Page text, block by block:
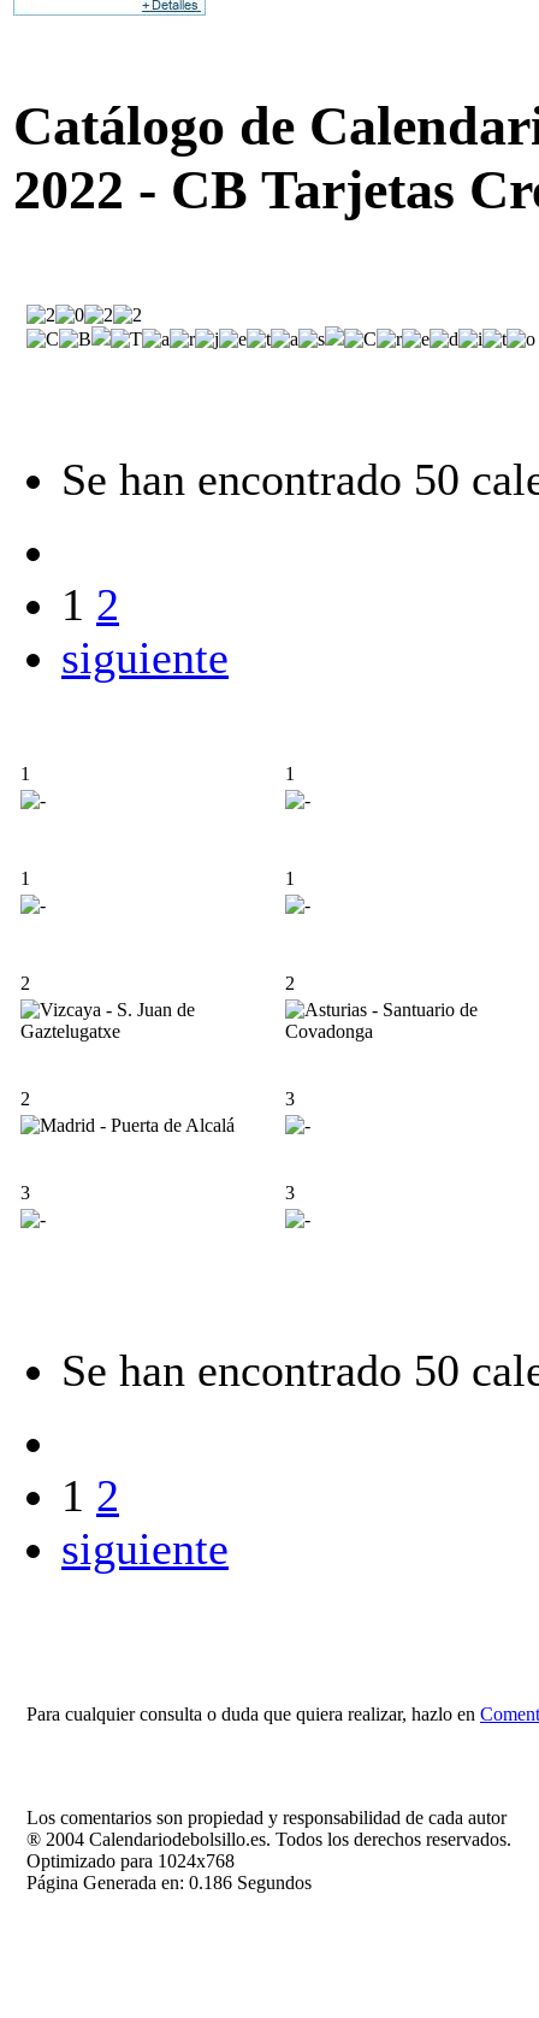
Catálogo de
2022 - CB Tarjetas
Se han encontrado 50
1 2
siguiente
1 1
1 1
2 2
2 3
3 3
Se han encontrado 50
1 2
siguiente
Para cualquier consulta o duda que quiera realizar, hazlo en
Los comentarios son propiedad y responsabilidad de cada autor
® 2004 Calendariodebolsillo.es. Todos los derechos reservados.
Optimizado para 1024x768
Página Generada en: 0.186 Segundos